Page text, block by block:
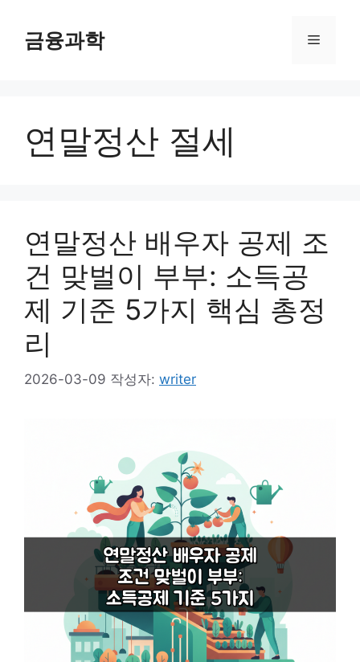
금융과학 메
연말정산 절세
연말정산 배우자 공제 조
건 맞벌이 부부: 소득공
제 기준 5가지 핵심 총정
리
2026-03-09 작성자: writer